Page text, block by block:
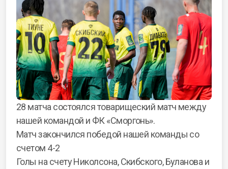
28 матча состоялся товарищеский матч между
нашей командой и ФК «Сморгонь».
Матч закончился победой нашей команды со
счетом 4-2
Голы на счету Николсона, Скибского, Буланова и